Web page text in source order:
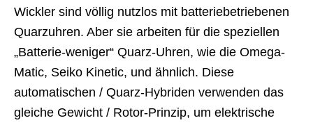
Wickler sind völlig nutzlos mit batteriebetriebenen
Quarzuhren. Aber sie arbeiten für die speziellen
„Batterie-weniger“ Quarz-Uhren, wie die Omega-
Matic, Seiko Kinetic, und ähnlich. Diese
automatischen / Quarz-Hybriden verwenden das
gleiche Gewicht / Rotor-Prinzip, um elektrische